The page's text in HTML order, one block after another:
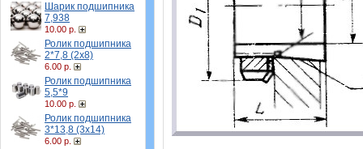
Шарик подшипника
7,938
10.00 р.
Ролик подшипника
2*7,8 (2х8)
6.00 р.
Ролик подшипника
5,5*9
10.00 р.
Ролик подшипника
3*13,8 (3х14)
6.00 р.